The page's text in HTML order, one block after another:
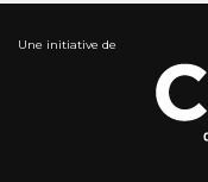
Une initiative de